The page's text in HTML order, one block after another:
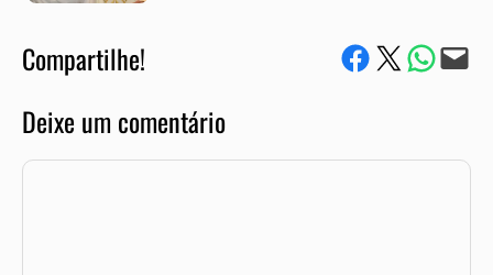
Compartilhe! Compartilhe no Facebook
Compartilhe no Twitter
Compartile via
Envie via e-mail
Deixe um comentário
Comentário